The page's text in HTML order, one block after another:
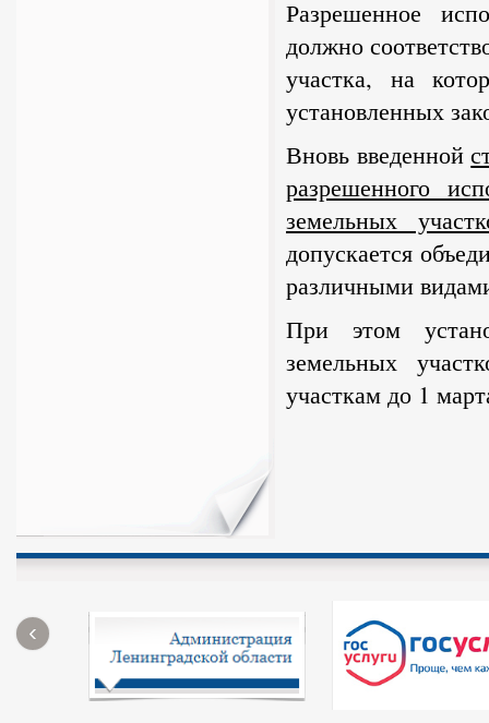
Разрешенное
должно
участка, на
установленных
Вновь введенной
разрешенного
земельных
допускается
различными
При этом
земельных
участкам до 1
‹